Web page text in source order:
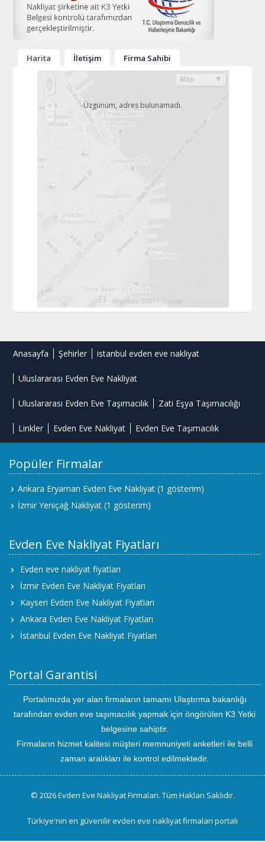
Harita İletişim Firma Sahibi
Üzgünüm, adres bulunamadı.
Anasayfa Şehirler istanbul evden eve nakliyat
Uluslararası Evden Eve Nakliyat
Uluslararası Evden Eve Taşımacılık Zati Eşya Taşımacılığı
Linkler Evden Eve Nakliyat Evden Eve Taşımacılık
Popüler Firmalar
Ankara Eryaman Evden Eve Nakliyat (1 gösterim)
İzmir Yeniçağ Nakliyat (1 gösterim)
Evden Eve Nakliyat Fiyatları
Evden eve nakliyat fiyatları
İzmir Evden Eve Nakliyat Fiyatları
Kayseri Evden Eve Nakliyat Fiyatları
Ankara Evden Eve Nakliyat Fiyatları
İstanbul Evden Eve Nakliyat Fiyatları
Portal Garantisi
Portalımızda yer alan firmaların tamamı Ulaştırma bakanlığı
tarafından evden eve taşımacılık yapmak için öngörülen K3 Yetki
belgesine sahiptir.
Firmaların hizmet kalitesi müşteri memnuniyeti anketleri ile belli
zaman aralıkları ile kontrol edilmektedir.
© 2026 Evden Eve Nakliyat Firmaları. Tüm Hakları Saklıdır.
Türkiye'nin en güvenilir evden eve nakliyat firmaları portalı